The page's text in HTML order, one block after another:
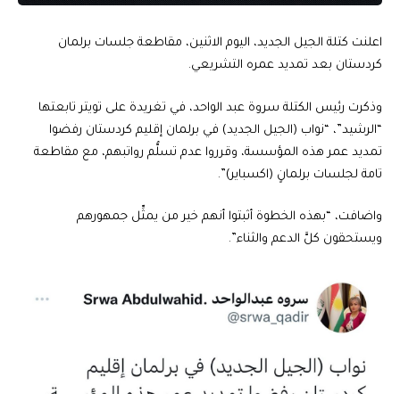
اعلنت كتلة الجيل الجديد، اليوم الاثنين، مقاطعة جلسات برلمان
كردستان بعد تمديد عمره التشريعي.
وذكرت رئيس الكتلة سروة عبد الواحد، في تغريدة على تويتر تابعتها
“الرشيد”، “نواب (الجيل الجديد) في برلمان إقليم كردستان رفضوا
تمديد عمر هذه المؤسسة، وقرروا عدم تسلُّم رواتبهم، مع مقاطعة
تامة لجلسات برلمانٍ (اكسباير)”.
واضافت، “بهذه الخطوة أثبتوا أنهم خير من يمثِّل جمهورهم
ويستحقون كلَّ الدعم والثناء”.